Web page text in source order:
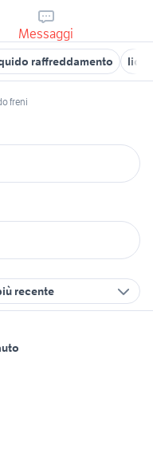
Messaggi
raffreddamento
freni
recente